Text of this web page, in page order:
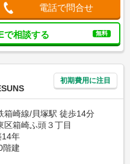
電話で問合せ
で相談する 無料
初期費用に注目
箱崎線/貝塚駅 徒歩14分
区箱崎ふ頭３丁目
14年
階建